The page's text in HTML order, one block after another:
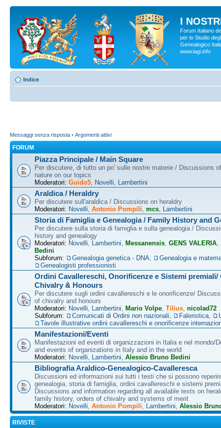
I
Forum Italiano
per lo Studio
Genealogico
www.iagi.info
Indice
Messaggi senza risposta • Argomenti attivi
FORUM
Piazza Principale / Main Square
Per discutere, di tutto un po' sulle nostre materie / Discussions
nature on our topics
Moderatori: Guido5 Novelli Lambertini
Araldica / Heraldry
Per discutere sull'araldica / Discussions on heraldry
Moderatori: Novelli Antonio Pompili mcs Lambertini
Storia di Famiglia e Genealogia / Family History and
Per discutere sulla storia di famiglia e sulla genealogia /
history and genealogy
Moderatori: Novelli Lambertini Messanensis GENS VALERIA
Bedini
Subforum:
Genealogia genetica - DNA
Genealogia e
Genealogisti professionisti
Ordini Cavallereschi, Onorificenze e Sistemi premiali/
Chivalry & Honours
Per discutere sugli ordini cavallereschi e le onorificenze/
of chivalry and honours
Moderatori: Novelli Lambertini Mario Volpe Tilius nicolad72
Subforum:
Comunicati di Ordini non nazionali Faleristica
Tavole illustrative ordini cavallereschi e onorificenze
Manifestazioni/Eventi
Manifestazioni ed eventi di organizzazioni in Italia e nel mondo/
and events of organizations in Italy and in the world
Moderatori: Novelli Lambertini Alessio Bruno Bedini
Bibliografia Araldico-Genealogico-Cavalleresca
Discussioni ed informazioni sui tutti i testi che si possono
genealogia, storia di famiglia, ordini cavallereschi e sistemi
Discussions and information regarding all available texts on
family history, orders of chivalry and systems of merit
Moderatori: Novelli Antonio Pompili Lambertini Alessio
RIVISTE